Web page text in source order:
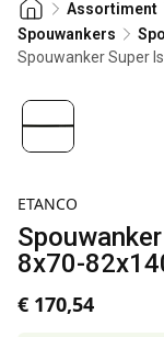
Assortiment
Spouwankers
Spouwanker Super
ETANCO
8x70-
€ 170,54